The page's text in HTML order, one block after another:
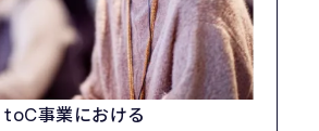
toC事業における